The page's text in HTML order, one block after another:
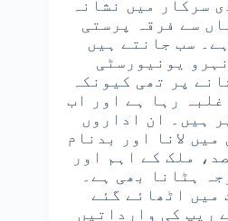
سرکار میں نشانہ
سے فرقہ پرستی
سب جانتے ہیں
یونیورسٹی
پر تھی کیونکہ
رہا ہے اور اب
ہیں۔ ان اداروں
لانا اور بدنام
ملک کے اہم اور
ہٹانا بھی ہے۔
میں اٹھائے گئے
ریپ کی وارداتیں